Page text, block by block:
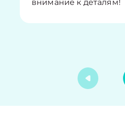
внимание к деталям!